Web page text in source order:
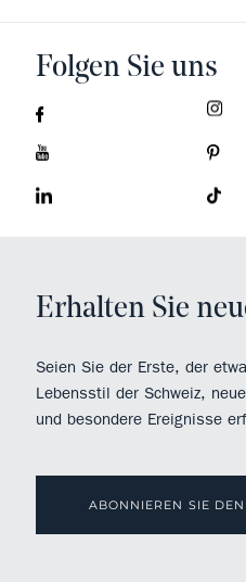
Folgen Sie uns
Erhalten Sie
Seien Sie der Erste, der
Lebensstil der Schweiz,
und besondere Ereignisse
ABONNIEREN SIE